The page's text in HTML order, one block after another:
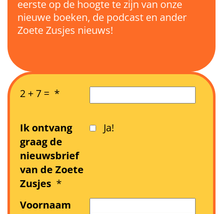
eerste op de hoogte te zijn van onze
nieuwe boeken, de podcast en ander
Zoete Zusjes nieuws!
2 + 7 = *
Ik ontvang
graag de
nieuwsbrief
van de Zoete
Zusjes *
Ja!
Voornaam